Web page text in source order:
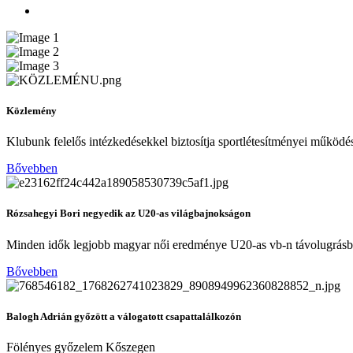
Közlemény
Klubunk felelős intézkedésekkel biztosítja sportlétesítményei
Bővebben
Rózsahegyi Bori negyedik az U20-as világbajnokságon
Minden idők legjobb magyar női eredménye U20-as vb-n
Bővebben
Balogh Adrián győzött a válogatott csapattalálkozón
Fölényes győzelem Kőszegen